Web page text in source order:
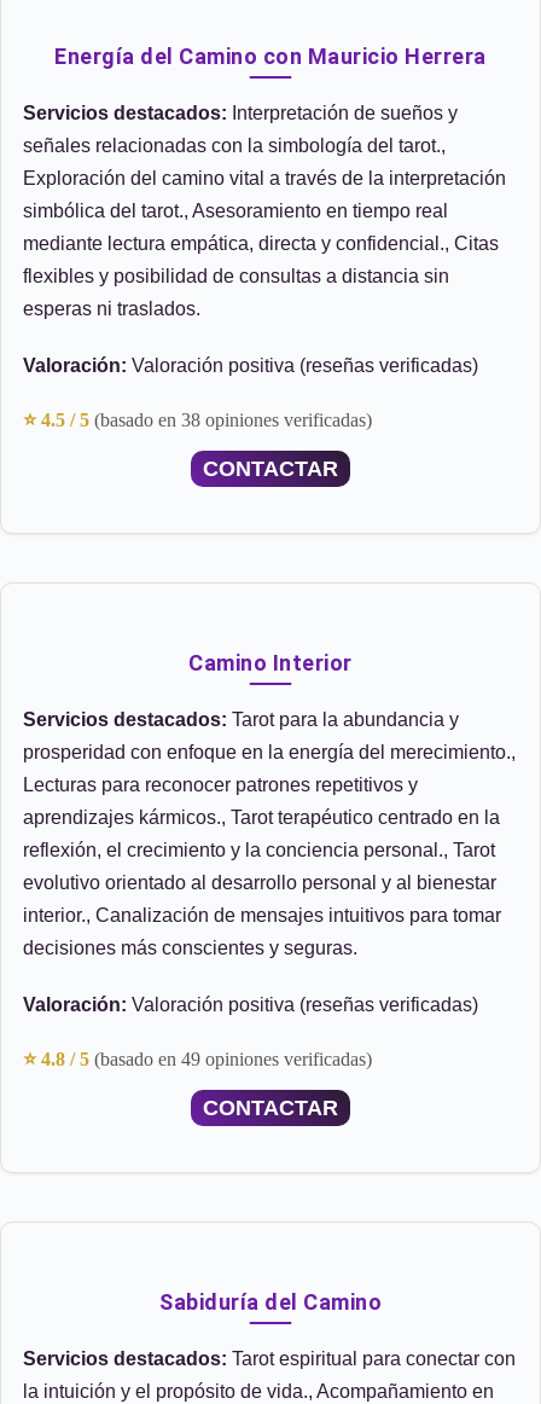
Energía del Camino con Mauricio Herrera
Servicios destacados: Interpretación de sueños y
señales relacionadas con la simbología del tarot.,
Exploración del camino vital a través de la interpretación
simbólica del tarot., Asesoramiento en tiempo real
mediante lectura empática, directa y confidencial., Citas
flexibles y posibilidad de consultas a distancia sin
esperas ni traslados.
Valoración: Valoración positiva (reseñas verificadas)
⭐ 4.5 / 5 (basado en 38 opiniones verificadas)
CONTACTAR
Camino Interior
Servicios destacados: Tarot para la abundancia y
prosperidad con enfoque en la energía del merecimiento.,
Lecturas para reconocer patrones repetitivos y
aprendizajes kármicos., Tarot terapéutico centrado en la
reflexión, el crecimiento y la conciencia personal., Tarot
evolutivo orientado al desarrollo personal y al bienestar
interior., Canalización de mensajes intuitivos para tomar
decisiones más conscientes y seguras.
Valoración: Valoración positiva (reseñas verificadas)
⭐ 4.8 / 5 (basado en 49 opiniones verificadas)
CONTACTAR
Sabiduría del Camino
Servicios destacados: Tarot espiritual para conectar con
la intuición y el propósito de vida., Acompañamiento en